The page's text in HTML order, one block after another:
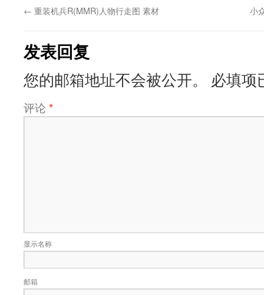
← 重装机兵R(MMR)人物行走图 素材 小
发表回复
您的邮箱地址不会被公开。 必填项
评论 *
显示名称
邮箱